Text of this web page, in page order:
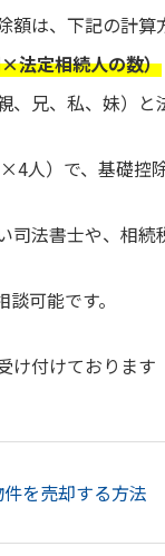
は、下記の計算
法定相続人の数）
兄、私、妹）と
人）で、基礎控
司法書士や、相続
可能です。
け付けております
を売却する方法